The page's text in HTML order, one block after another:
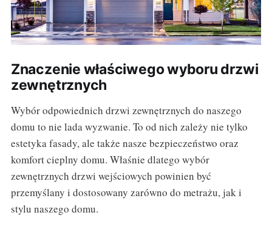
Znaczenie właściwego wyboru drzwi
zewnętrznych
Wybór odpowiednich drzwi zewnętrznych do naszego
domu to nie lada wyzwanie. To od nich zależy nie tylko
estetyka fasady, ale także nasze bezpieczeństwo oraz
komfort cieplny domu. Właśnie dlatego wybór
zewnętrznych drzwi wejściowych powinien być
przemyślany i dostosowany zarówno do metrażu, jak i
stylu naszego domu.